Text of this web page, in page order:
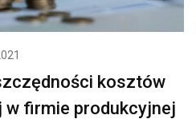
kosztów
w firmie produkcyjnej